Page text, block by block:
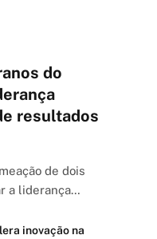
do
resultados
de dois
a liderança…
inovação na